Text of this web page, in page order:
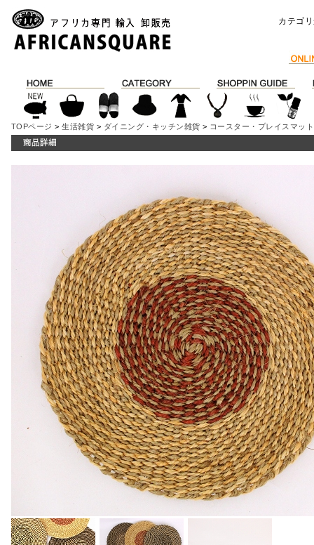
カテゴ
TOPページ >生活雑貨 > ダイニング・キッチン雑貨 > コースター・プレイスマット